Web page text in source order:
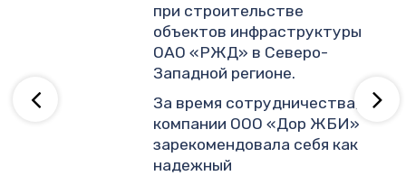
при строительстве
объектов инфраструктуры
ОАО «РЖД» в Северо-
Западной регионе.
За время сотрудничества,
компании ООО «Дор ЖБИ»
зарекомендовала себя как
надежный